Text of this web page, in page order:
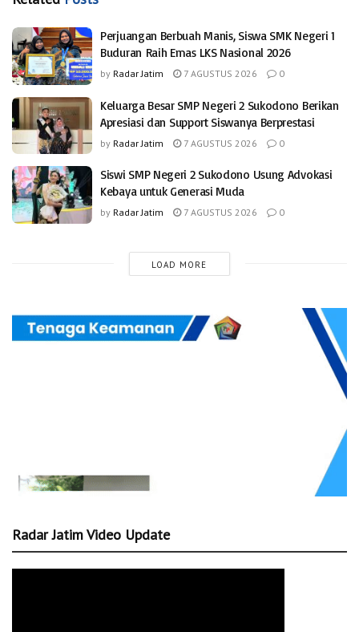
Perjuangan Berbuah Manis, Siswa SMK Negeri 1
Buduran Raih Emas LKS Nasional 2026
by Radar Jatim 7 AGUSTUS 2026 0
Keluarga Besar SMP Negeri 2 Sukodono Berikan
Apresiasi dan Support Siswanya Berprestasi
by Radar Jatim 7 AGUSTUS 2026 0
Siswi SMP Negeri 2 Sukodono Usung Advokasi
Kebaya untuk Generasi Muda
by Radar Jatim 7 AGUSTUS 2026 0
LOAD MORE
Radar Jatim Video Update